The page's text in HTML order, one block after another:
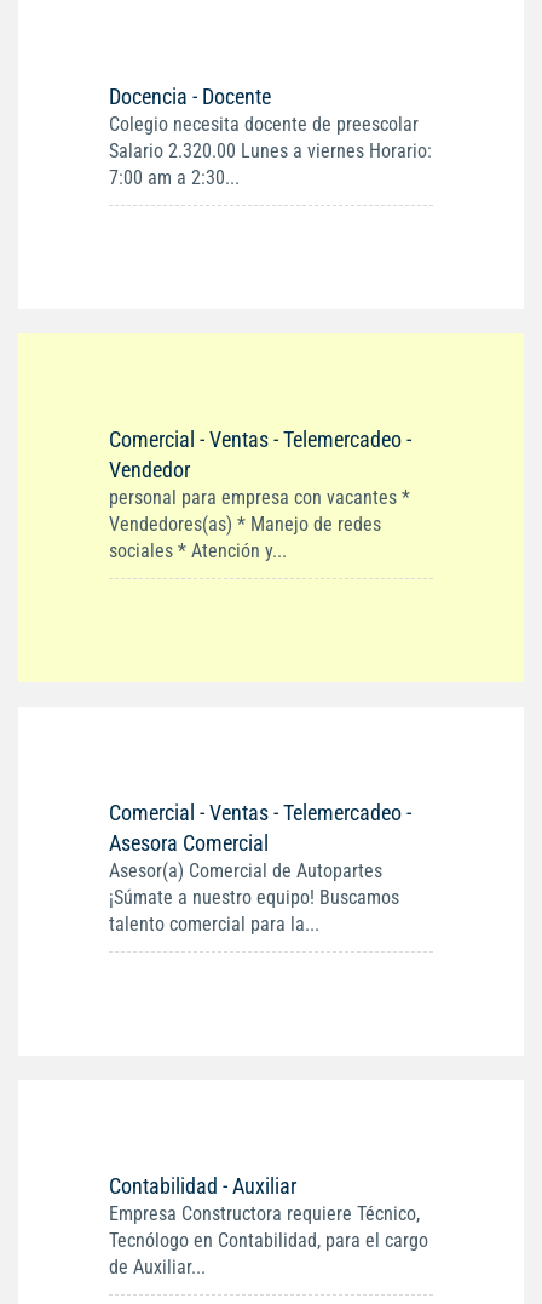
Docencia - Docente
Colegio necesita docente de preescolar
Salario 2.320.00 Lunes a viernes Horario:
7:00 am a 2:30...
Comercial - Ventas - Telemercadeo -
Vendedor
personal para empresa con vacantes *
Vendedores(as) * Manejo de redes
sociales * Atención y...
Comercial - Ventas - Telemercadeo -
Asesora Comercial
Asesor(a) Comercial de Autopartes
¡Súmate a nuestro equipo! Buscamos
talento comercial para la...
Contabilidad - Auxiliar
Empresa Constructora requiere Técnico,
Tecnólogo en Contabilidad, para el cargo
de Auxiliar...